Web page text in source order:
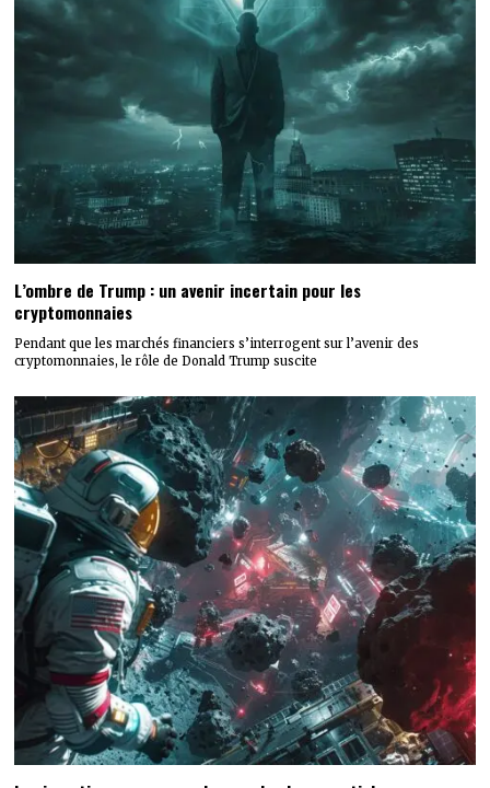
L’ombre de Trump : un avenir incertain pour les
cryptomonnaies
Pendant que les marchés financiers s’interrogent sur l’avenir des
cryptomonnaies, le rôle de Donald Trump suscite